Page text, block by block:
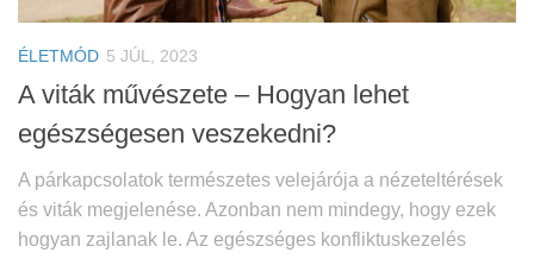
ÉLETMÓD 5 JÚL, 2023
A viták művészete – Hogyan lehet
egészségesen veszekedni?
A párkapcsolatok természetes velejárója a nézeteltérések
és viták megjelenése. Azonban nem mindegy, hogy ezek
hogyan zajlanak le. Az egészséges konfliktuskezelés